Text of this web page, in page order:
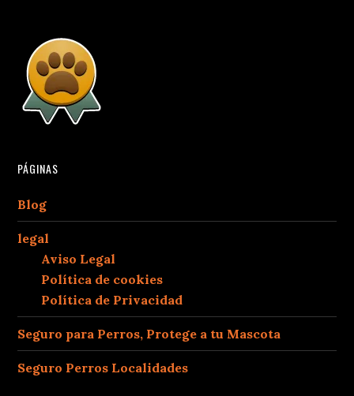
PÁGINAS
Blog
legal
Aviso Legal
Política de cookies
Política de Privacidad
Seguro para Perros, Protege a tu Mascota
Seguro Perros Localidades